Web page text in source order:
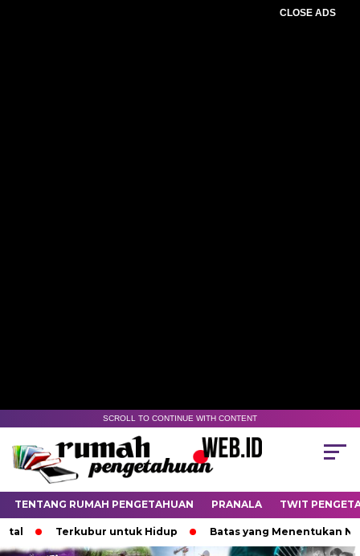
CLOSE ADS
SCROLL TO CONTINUE WITH CONTENT
TENTANG RUMAH PENGETAHUAN PRANALA TWIT
Terkubur untuk Hidup Batas yang Menentukan